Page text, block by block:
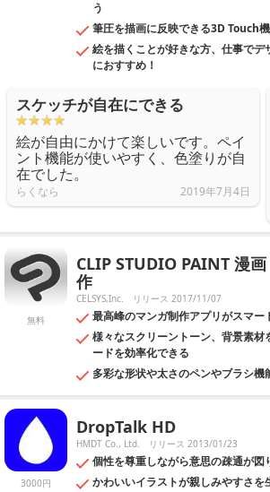
う
筆圧を描画に反映できる3D Touch
絵を描くことが好きな方、仕事でデ
におすすめ！
スケッチが自在にできる
絵が自由にかけて楽しいです。ペイ
ント機能が使いやすく、色塗りが自
在でした。
らくなら 2019年7月4日
無料
CLIP STUDIO PAINT 漫
作
CELSYS,Inc. リリース 2017/11/07
最高峰のマンガ制作アプリがスマー
様々なスクリーントーン、背景素材
ードを効率化できる
多彩な形状や太さのペンやブラシ機
3000円
DropTalk HD
HMDT Co., Ltd. リリース 2013/01/23
個性を尊重しながら意思の疎通が図
かわいいイラストが親しみやすさを